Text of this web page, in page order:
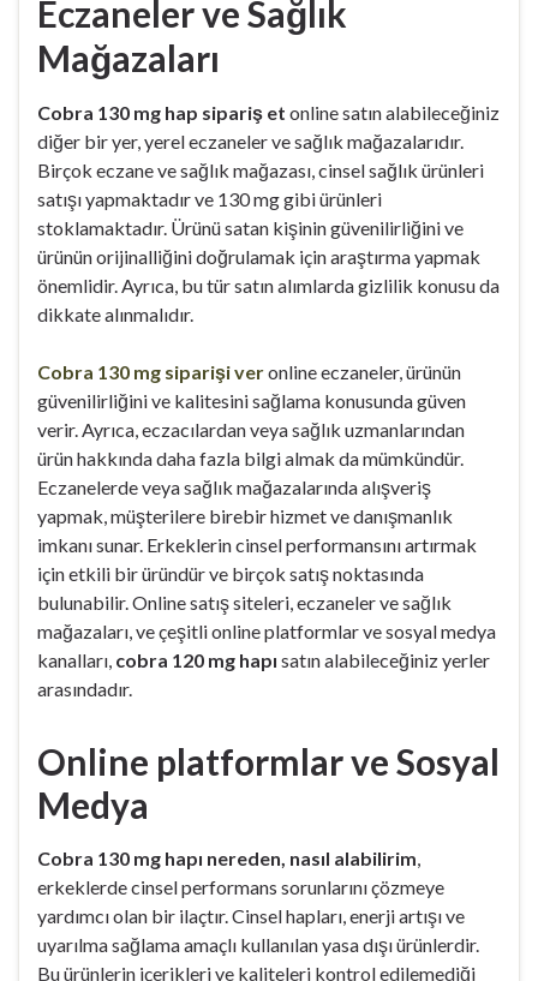
Eczaneler ve Sağlık
Mağazaları
Cobra 130 mg hap sipariş et online satın alabileceğiniz
diğer bir yer, yerel eczaneler ve sağlık mağazalarıdır.
Birçok eczane ve sağlık mağazası, cinsel sağlık ürünleri
satışı yapmaktadır ve 130 mg gibi ürünleri
stoklamaktadır. Ürünü satan kişinin güvenilirliğini ve
ürünün orijinalliğini doğrulamak için araştırma yapmak
önemlidir. Ayrıca, bu tür satın alımlarda gizlilik konusu da
dikkate alınmalıdır.
Cobra 130 mg siparişi veronline eczaneler, ürünün
güvenilirliğini ve kalitesini sağlama konusunda güven
verir. Ayrıca, eczacılardan veya sağlık uzmanlarından
ürün hakkında daha fazla bilgi almak da mümkündür.
Eczanelerde veya sağlık mağazalarında alışveriş
yapmak, müşterilere birebir hizmet ve danışmanlık
imkanı sunar. Erkeklerin cinsel performansını artırmak
için etkili bir üründür ve birçok satış noktasında
bulunabilir. Online satış siteleri, eczaneler ve sağlık
mağazaları, ve çeşitli online platformlar ve sosyal medya
kanalları, cobra 120 mg hapı satın alabileceğiniz yerler
arasındadır.
Online platformlar ve Sosyal
Medya
Cobra 130 mg hapı nereden, nasıl alabilirim
erkeklerde cinsel performans sorunlarını çözmeye
yardımcı olan bir ilaçtır. Cinsel hapları, enerji artışı ve
uyarılma sağlama amaçlı kullanılan yasa dışı ürünlerdir.
Bu ürünlerin içerikleri ve kaliteleri kontrol edilemediği